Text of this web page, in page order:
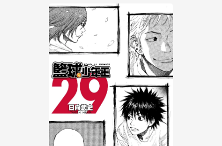
【公告】琅琅讀墨數位閱讀資產合併與書櫃開通申請